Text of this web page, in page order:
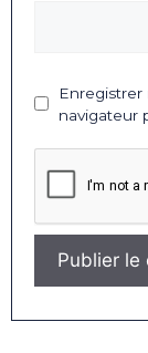
Enregistrer
navigateur